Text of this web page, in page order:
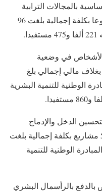
بالمجالات الترابية
الأقل تجهيزا، فقد تم إنجاز 162 مشروعا بكلفة إجمالية بلغت 96
الأشخاص في وضعية
92 مشروعا بغلاف مالي إجمالي بلغ
الوطنية للتنمية البشرية
الدخل والإدماج
الاقتصادي للشباب، فقد تم إنجاز 503 مشاريع بكلفة إجمالية بلغت
الوطنية للتنمية
بالدفع بالرأسمال البشري